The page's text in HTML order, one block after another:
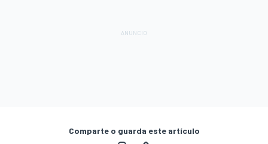
Comparte o guarda este artículo